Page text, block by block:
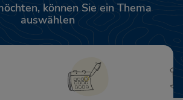
können Sie ein Thema
auswählen